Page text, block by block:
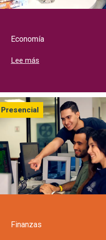
Economía
Lee más
Presencial
Finanzas